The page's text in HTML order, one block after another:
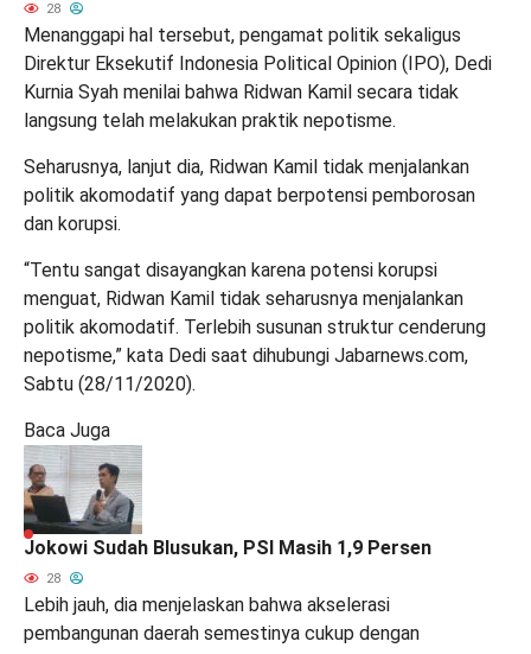
28
Menanggapi hal tersebut, pengamat politik sekaligus
Direktur Eksekutif Indonesia Political Opinion (IPO), Dedi
Kurnia Syah menilai bahwa Ridwan Kamil secara tidak
langsung telah melakukan praktik nepotisme.
Seharusnya, lanjut dia, Ridwan Kamil tidak menjalankan
politik akomodatif yang dapat berpotensi pemborosan
dan korupsi.
“Tentu sangat disayangkan karena potensi korupsi
menguat, Ridwan Kamil tidak seharusnya menjalankan
politik akomodatif. Terlebih susunan struktur cenderung
nepotisme,” kata Dedi saat dihubungi Jabarnews.com,
Sabtu (28/11/2020).
Baca Juga
Jokowi Sudah Blusukan, PSI Masih 1,9 Persen
28
Lebih jauh, dia menjelaskan bahwa akselerasi
pembangunan daerah semestinya cukup dengan